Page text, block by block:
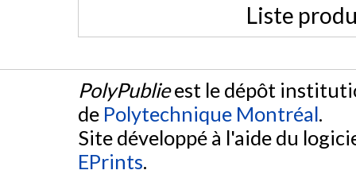
Liste
PolyPublieest le dépôt
de Polytechnique Montréal.
Site développé à l'aide du
EPrints.